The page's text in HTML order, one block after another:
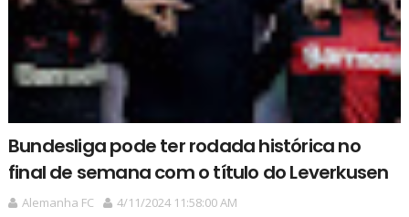
Bundesliga pode ter rodada histórica no
final de semana com o título do Leverkusen
Alemanha FC
4/11/2024 11:58:00 AM